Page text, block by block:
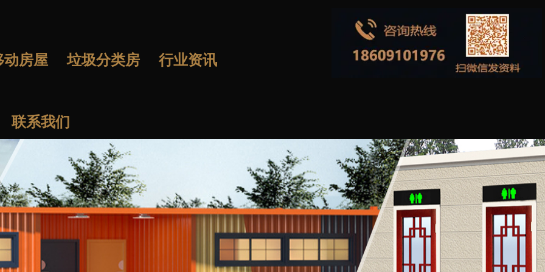
动房屋 垃圾分类房 行业资讯
联系我们